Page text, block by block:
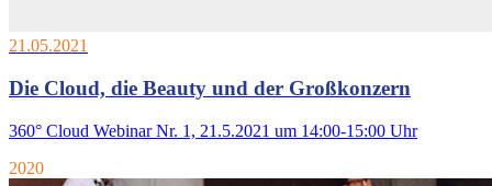
21.05.2021
Die Cloud, die Beauty und der Großkonzern
360° Cloud Webinar Nr. 1, 21.5.2021 um 14:00-15:00 Uhr
2020